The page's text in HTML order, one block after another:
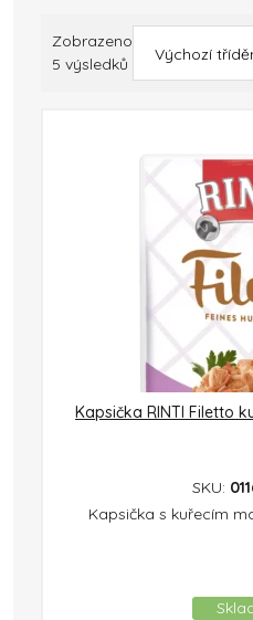
Zobrazeno
5 výsledků
Kapsička RINTI Filetto
SKU:
Kapsička s kuřecím